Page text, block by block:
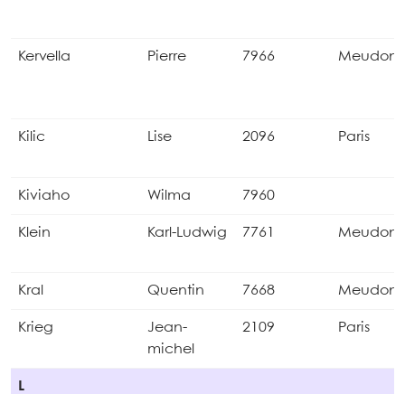
Kervella Pierre 7966 Meudon
Kilic Lise 2096 Paris
Kiviaho Wilma 7960
Klein Karl-Ludwig 7761 Meudon
Kral Quentin 7668 Meudon
Krieg
Jean-
michel
2109 Paris
L